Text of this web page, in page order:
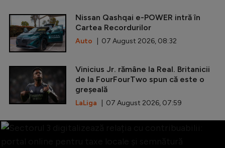
Nissan Qashqai e-POWER intră în
Cartea Recordurilor
Auto | 07 August 2026, 08:32
Vinicius Jr. rămâne la Real. Britanicii
de la FourFourTwo spun că este o
greșeală
LaLiga | 07 August 2026, 07:59